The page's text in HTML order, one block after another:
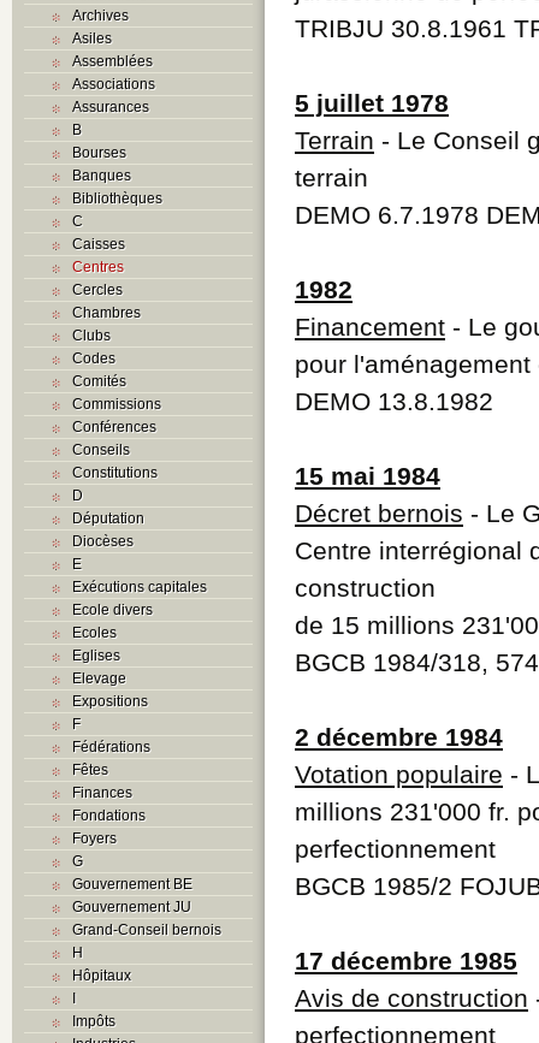
Archives
Asiles
Assemblées
Associations
Assurances
B
Bourses
Banques
Bibliothèques
C
Caisses
Centres
Cercles
Chambres
Clubs
Codes
Comités
Commissions
Conférences
Conseils
Constitutions
D
Députation
Diocèses
E
Exécutions capitales
Ecole divers
Ecoles
Eglises
Elevage
Expositions
F
Fédérations
Fêtes
Finances
Fondations
Foyers
G
Gouvernement BE
Gouvernement JU
Grand-Conseil bernois
H
Hôpitaux
I
Impôts
TRIBJU 30.8.1961
5 juillet 1978
Terrain - Le Conseil
terrain
DEMO 6.7.1978
1982
Financement - Le
pour
DEMO 13.8.1982
15 mai 1984
Décret bernois - Le
Centre interrégional
construction
de 15 millions
BGCB 1984/318, 574
2 décembre 1984
Votation populaire -
millions 231'000 fr.
perfectionnement
BGCB 1985/2
17 décembre 1985
Avis de construction
perfectionnement